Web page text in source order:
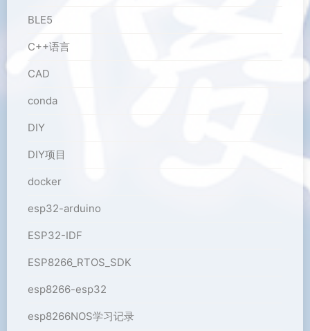
BLE5
C++语言
CAD
conda
DIY
DIY项目
docker
esp32-arduino
ESP32-IDF
ESP8266_RTOS_SDK
esp8266-esp32
esp8266NOS学习记录